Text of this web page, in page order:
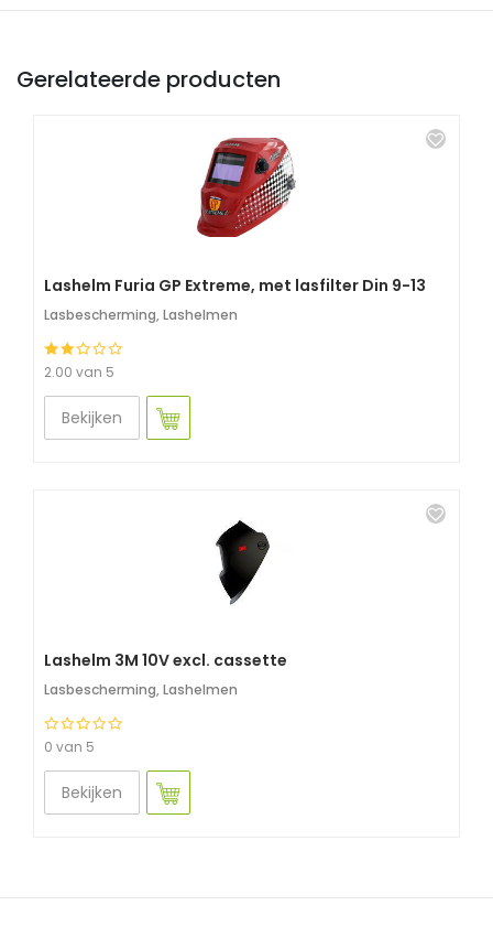
Gerelateerde producten
Lashelm Furia GP Extreme, met lasfilter Din 9-13
Lasbescherming, Lashelmen
2.00 van 5
Bekijken
Lashelm 3M 10V excl. cassette
Lasbescherming, Lashelmen
0 van 5
Bekijken